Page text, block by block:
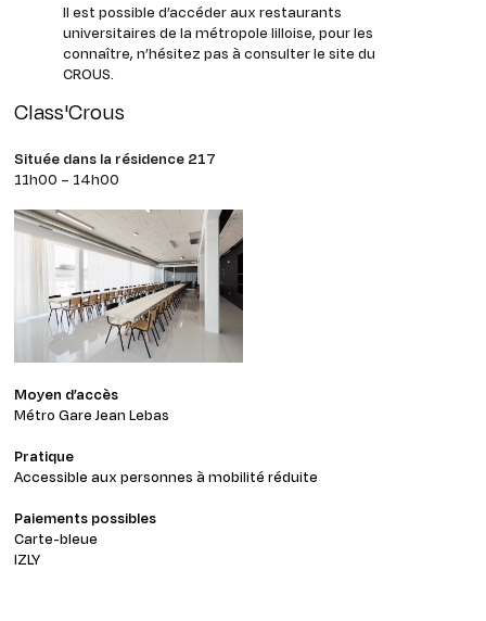
Il est possible d’accéder aux restaurants
universitaires de la métropole lilloise, pour les
connaître, n’hésitez pas à consulter le site du
CROUS.
Class'Crous
Située dans la résidence 217
11h00 – 14h00
Moyen d’accès
Métro Gare Jean Lebas
Pratique
Accessible aux personnes à mobilité réduite
Paiements possibles
Carte-bleue
IZLY